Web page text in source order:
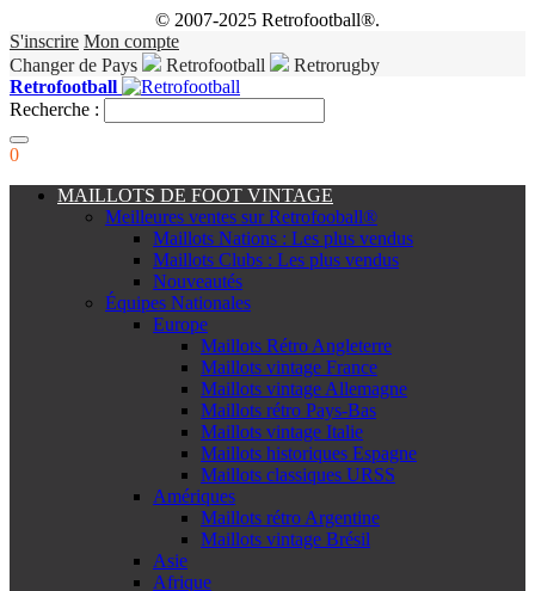
© 2007-2025 Retrofootball®.
S'inscrire Mon compte
Changer de Pays
Retrofootball
Retrorugby
Retrofootball
Recherche :
0
MAILLOTS DE FOOT VINTAGE
Meilleures ventes sur Retrofooball®
Maillots Nations : Les plus vendus
Maillots Clubs : Les plus vendus
Nouveautés
Équipes Nationales
Europe
Maillots Rétro Angleterre
Maillots vintage France
Maillots vintage Allemagne
Maillots rétro Pays-Bas
Maillots vintage Italie
Maillots historiques Espagne
Maillots classiques URSS
Amériques
Maillots rétro Argentine
Maillots vintage Brésil
Asie
Afrique